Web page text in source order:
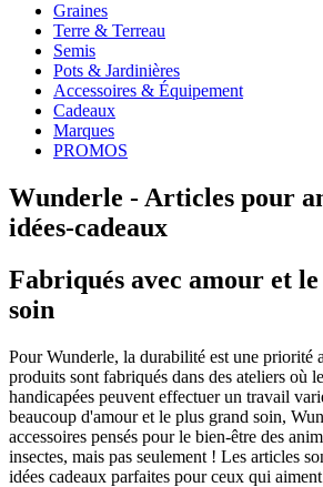
Graines
Terre & Terreau
Semis
Pots & Jardinières
Accessoires & Équipement
Cadeaux
Marques
PROMOS
Wunderle - Articles pour
idées-cadeaux
Fabriqués avec amour et
soin
Pour Wunderle, la durabilité est une priorité
produits sont fabriqués dans des ateliers où
handicapées peuvent effectuer un travail
beaucoup d'amour et le plus grand soin,
accessoires pensés pour le bien-être des
insectes, mais pas seulement ! Les articles
idées cadeaux parfaites pour ceux qui